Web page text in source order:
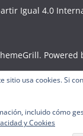
Igual 4.0
. Powered
Digital
sitio usa cookies. Si
incluido cómo
y Cookies